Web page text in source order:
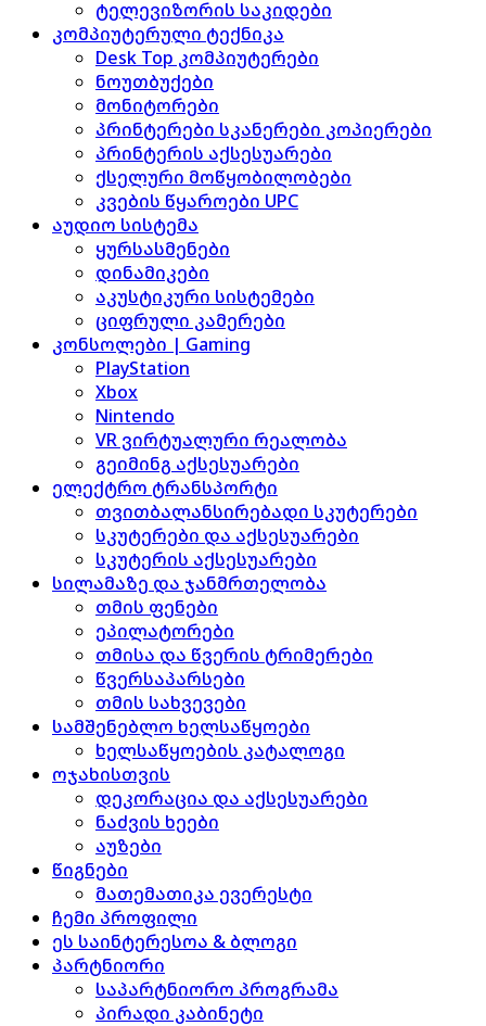
ტელევიზორის საკიდები
კომპიუტერული ტექნიკა
Desk Top კომპიუტერები
ნოუთბუქები
მონიტორები
პრინტერები სკანერები კოპიერები
პრინტერის აქსესუარები
ქსელური მოწყობილობები
კვების წყაროები UPC
აუდიო სისტემა
ყურსასმენები
დინამიკები
აკუსტიკური სისტემები
ციფრული კამერები
კონსოლები | Gaming
PlayStation
Xbox
Nintendo
VR ვირტუალური რეალობა
გეიმინგ აქსესუარები
ელექტრო ტრანსპორტი
თვითბალანსირებადი სკუტერები
სკუტერები და აქსესუარები
სკუტერის აქსესუარები
სილამაზე და ჯანმრთელობა
თმის ფენები
ეპილატორები
თმისა და წვერის ტრიმერები
წვერსაპარსები
თმის სახვევები
სამშენებლო ხელსაწყოები
ხელსაწყოების კატალოგი
ოჯახისთვის
დეკორაცია და აქსესუარები
ნაძვის ხეები
აუზები
წიგნები
მათემათიკა ევერესტი
ჩემი პროფილი
ეს საინტერესოა & ბლოგი
პარტნიორი
საპარტნიორო პროგრამა
პირადი კაბინეტი